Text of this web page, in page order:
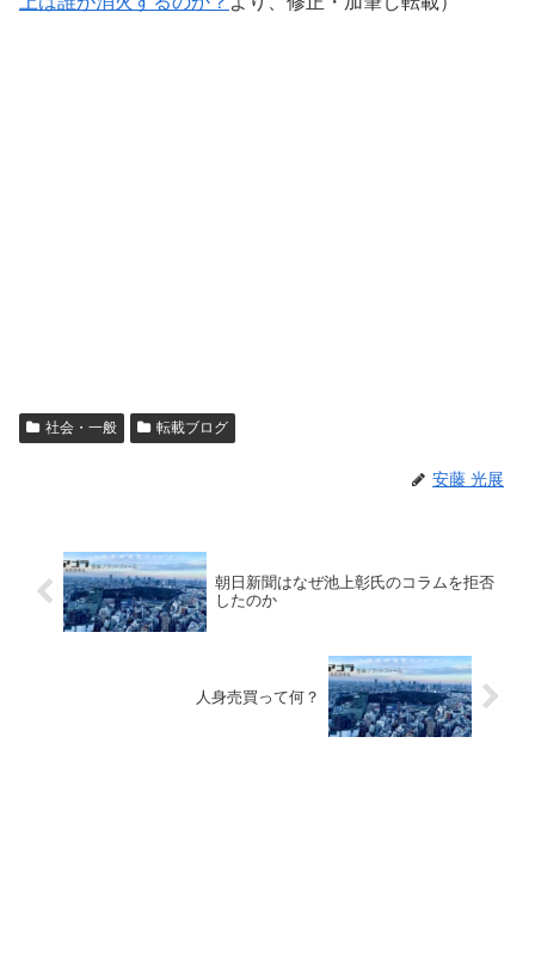
社会・一般 転載ブログ
安藤 光展
朝日新聞はなぜ池上彰氏のコラムを拒否
したのか
人身売買って何？